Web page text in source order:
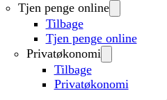
Tjen penge online
Tilbage
Tjen penge online
Privatøkonomi
Tilbage
Privatøkonomi